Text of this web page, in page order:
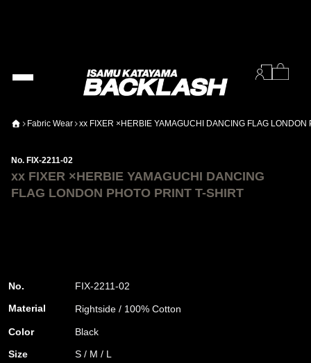
Fabric Wear xx FIXER ×HERBIE YAMAGUCHI DANCING FLAG LONDON
No. FIX-2211-02
xx FIXER ×HERBIE YAMAGUCHI DANCING
FLAG LONDON PHOTO PRINT T-SHIRT
No.
FIX-2211-02
Material
Rightside / 100% Cotton
Color
Black
Size
S / M / L